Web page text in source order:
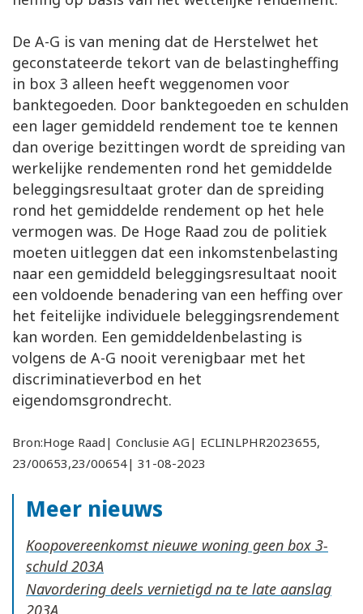
De A-G is van mening dat de Herstelwet het
geconstateerde tekort van de belastingheffing
in box 3 alleen heeft weggenomen voor
banktegoeden. Door banktegoeden en schulden
een lager gemiddeld rendement toe te kennen
dan overige bezittingen wordt de spreiding van
werkelijke rendementen rond het gemiddelde
beleggingsresultaat groter dan de spreiding
rond het gemiddelde rendement op het hele
vermogen was. De Hoge Raad zou de politiek
moeten uitleggen dat een inkomstenbelasting
naar een gemiddeld beleggingsresultaat nooit
een voldoende benadering van een heffing over
het feitelijke individuele beleggingsrendement
kan worden. Een gemiddeldenbelasting is
volgens de A-G nooit verenigbaar met het
discriminatieverbod en het
eigendomsgrondrecht.
Bron:Hoge Raad| Conclusie AG| ECLINLPHR2023655,
23/00653,23/00654| 31-08-2023
Meer nieuws
Koopovereenkomst nieuwe woning geen box 3-
schuld
Navordering deels vernietigd na te late aanslag